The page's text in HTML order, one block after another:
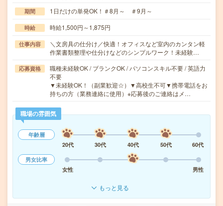
期間 1日だけの単発OK！＃8月～ ＃9月～
時給 時給1,500円～1,875円
仕事内容
＼文房具の仕分け／快適！オフィスなど室内のカンタン軽
作業書類整理や仕分けなどのシンプルワーク！未経験…
応募資格
職種未経験OK / ブランクOK / パソコンスキル不要 / 英語力
不要
▼未経験OK！（副業歓迎☆）▼高校生不可▼携帯電話をお
持ちの方（業務連絡に使用）※応募後のご連絡はメ…
職場の雰囲気
年齢層
20代
30代 40代 50代
60代
男女比率
女性
男性
もっと見る